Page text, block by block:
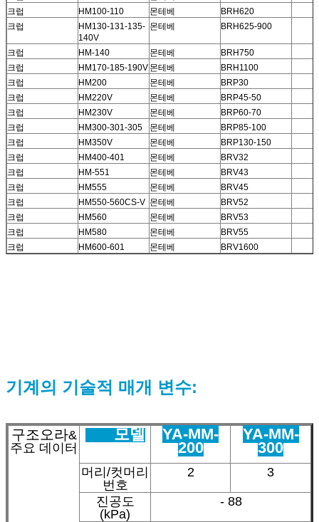
크럽
HM100-110 몬테베
BRH620
크럽
HM130-131-135-
140V
몬테베 BRH625-900
크럽 HM-140 몬테베
BRH750
크럽
HM170-185-190V 몬테베
BRH1100
크럽
HM200 몬테베
BRP30
크럽
HM220V 몬테베
BRP45-50
크럽
HM230V 몬테베
BRP60-70
크럽
HM300-301-305 몬테베
BRP85-100
크럽
HM350V 몬테베
BRP130-150
크럽
HM400-401 몬테베
BRV32
크럽
HM-551 몬테베
BRV43
크럽
HM555 몬테베
BRV45
크럽
HM550-560CS-V 몬테베
BRV52
크럽
HM560 몬테베
BRV53
크럽
HM580 몬테베
BRV55
크럽
HM600-601 몬테베 BRV1600
기계의 기술적 매개 변수:
구조 오라&
주요 데이터
모델 YA-MM-
200
YA-MM-
300
머리/컷머리
번호
2 3
진공도
(kPa)
- 88